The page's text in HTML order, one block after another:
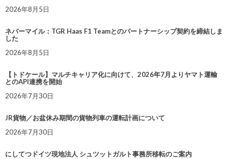
2026年8月5日
ネバーマイル：TGR Haas F1 Teamとのパートナーシップ契約を締結しま
した
2026年8月5日
【トドケール】マルチキャリア化に向けて、2026年7月よりヤマト運輸
とのAPI連携を開始
2026年7月30日
JR貨物／お盆休み期間の貨物列車の運転計画について
2026年7月30日
にしてつドイツ現地法人 シュツットガルト事務所移転のご案内